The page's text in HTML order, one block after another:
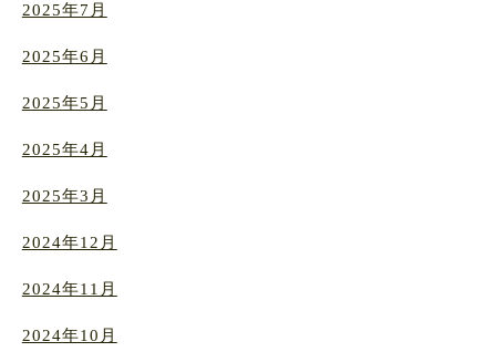
2025年7月
2025年6月
2025年5月
2025年4月
2025年3月
2024年12月
2024年11月
2024年10月